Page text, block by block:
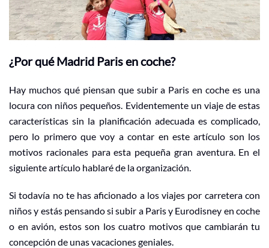
¿Por qué Madrid Paris en coche?
Hay muchos qué piensan que subir a Paris en coche es una
locura con niños pequeños. Evidentemente un viaje de estas
características sin la planificación adecuada es complicado,
pero lo primero que voy a contar en este artículo son los
motivos racionales para esta pequeña gran aventura. En el
siguiente artículo hablaré de la organización.
Si todavía no te has aficionado a los viajes por carretera con
niños y estás pensando si subir a Paris y Eurodisney en coche
o en avión, estos son los cuatro motivos que cambiarán tu
concepción de unas vacaciones geniales.